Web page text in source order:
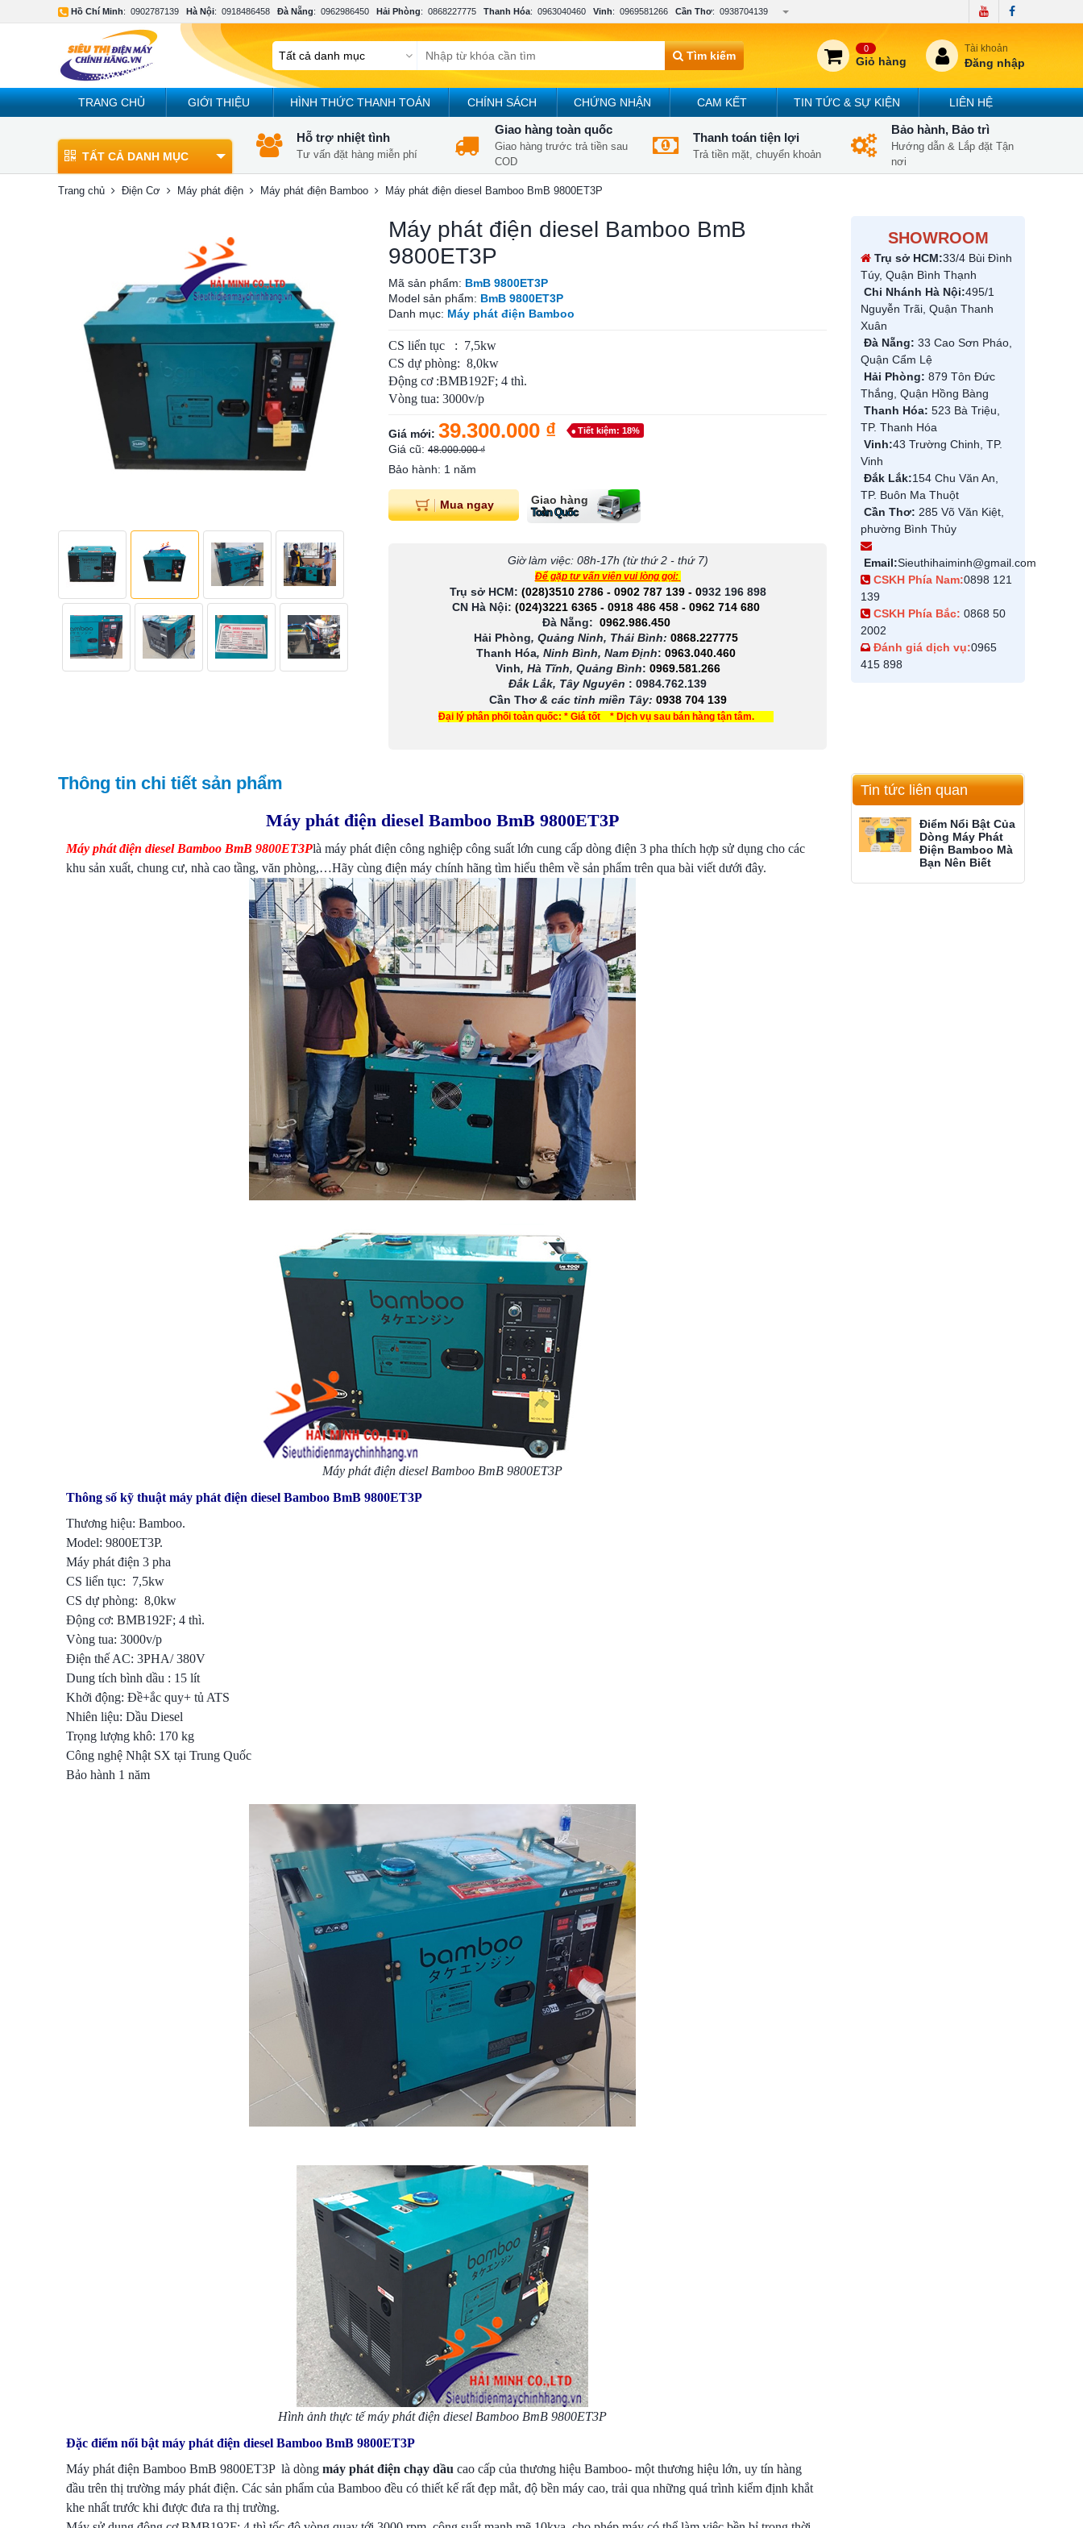
Hồ Chí Minh: 0902787139 Hà Nội: 0918486458 Đà Nẵng: 0962986450 Hải Phòng: 0868227775 Thanh Hóa: 0963040460 Vinh: 0969581266 Cần Thơ: 0938704139
Tìm kiếm
0
Giỏ hàng
Tài khoản
Đăng nhập
TRANG CHỦ GIỚI THIỆU HÌNH THỨC THANH TOÁN CHÍNH SÁCH CHỨNG NHẬN CAM KẾT TIN TỨC & SỰ KIỆN LIÊN HỆ
TẤT CẢ DANH MỤC
Hỗ trợ nhiệt tình
Tư vấn đặt hàng miễn phí
Giao hàng toàn quốc
Giao hàng trước trả tiền sau
COD
Thanh toán tiện lợi
Trả tiền mặt, chuyển khoản
Bảo hành, Bảo trì
Hướng dẫn & Lắp đặt Tận
nơi
Trang chủ Điện Cơ Máy phát điện Máy phát điện Bamboo Máy phát điện diesel Bamboo BmB 9800ET3P
Máy phát điện diesel Bamboo BmB
9800ET3P
Mã sản phẩm: BmB 9800ET3P
Model sản phẩm: BmB 9800ET3P
Danh mục: Máy phát điện Bamboo
CS liển tục : 7,5kw
CS dự phòng: 8,0kw
Động cơ :BMB192F; 4 thì.
Vòng tua: 3000v/p
Giá mới: 39.300.000 ₫ Tiết kiệm: 18%
Giá cũ: 48.000.000 ₫
Bảo hành: 1 năm
Mua ngay Giao hàng
Toàn Quốc
Giờ làm việc: 08h-17h (từ thứ 2 - thứ 7)
Để gặp tư vấn viên vui lòng gọi:
Trụ sở HCM: (028)3510 2786 - 0902 787 139- 0932 196 898
CN Hà Nội: (024)3221 6365 - 0918 486 458 - 0962 714 680
Đà Nẵng: 0962.986.450
Hải Phòng, Quảng Ninh, Thái Bình: 0868.227775
Thanh Hóa, Ninh Bình, Nam Định: 0963.040.460
Vinh, Hà Tĩnh, Quảng Bình: 0969.581.266
Đắk Lắk, Tây Nguyên : 0984.762.139
Cần Thơ & các tỉnh miền Tây: 0938 704 139
Đại lý phân phối toàn quốc: * Giá tốt * Dịch vụ sau bán hàng tận tâm.
SHOWROOM
Trụ sở HCM:33/4 Bùi Đình
Túy, Quận Bình Thạnh
Chi Nhánh Hà Nội:495/1
Nguyễn Trãi, Quận Thanh
Xuân
Đà Nẵng: 33 Cao Sơn Pháo,
Quận Cẩm Lệ
Hải Phòng: 879 Tôn Đức
Thắng, Quận Hồng Bàng
Thanh Hóa: 523 Bà Triệu,
TP. Thanh Hóa
Vinh:43 Trường Chinh, TP.
Vinh
Đắk Lắk:154 Chu Văn An,
TP. Buôn Ma Thuột
Cần Thơ: 285 Võ Văn Kiệt,
phường Bình Thủy
Email:Sieuthihaiminh@gmail.com
CSKH Phía Nam:0898 121
139
CSKH Phía Bắc: 0868 50
2002
Đánh giá dịch vụ:0965
415 898
Thông tin chi tiết sản phẩm
Máy phát điện diesel Bamboo BmB 9800ET3P
Máy phát điện diesel Bamboo BmB 9800ET3Plà máy phát điện công nghiệp công suất lớn cung cấp dòng điện 3 pha thích hợp sử dụng cho các
khu sản xuất, chung cư, nhà cao tầng, văn phòng,…Hãy cùng điện máy chính hãng tìm hiểu thêm về sản phẩm trên qua bài viết dưới đây.
Máy phát điện diesel Bamboo BmB 9800ET3P
Thông số kỹ thuật máy phát điện diesel Bamboo BmB 9800ET3P
Thương hiệu: Bamboo.
Model: 9800ET3P.
Máy phát điện 3 pha
CS liển tục: 7,5kw
CS dự phòng: 8,0kw
Động cơ: BMB192F; 4 thì.
Vòng tua: 3000v/p
Điện thế AC: 3PHA/ 380V
Dung tích bình dầu : 15 lít
Khởi động: Đề+ắc quy+ tủ ATS
Nhiên liệu: Dầu Diesel
Trọng lượng khô: 170 kg
Công nghệ Nhật SX tại Trung Quốc
Bảo hành 1 năm
Hình ảnh thực tế máy phát điện diesel Bamboo BmB 9800ET3P
Đặc điểm nổi bật máy phát điện diesel Bamboo BmB 9800ET3P
Máy phát điện Bamboo BmB 9800ET3P là dòng máy phát điện chạy dầu cao cấp của thương hiệu Bamboo- một thương hiệu lớn, uy tín hàng
đầu trên thị trường máy phát điện. Các sản phẩm của Bamboo đều có thiết kế rất đẹp mắt, độ bền máy cao, trải qua những quá trình kiểm định khắt
khe nhất trước khi được đưa ra thị trường.
Tin tức liên quan
Điểm Nổi Bật Của
Dòng Máy Phát
Điện Bamboo Mà
Bạn Nên Biết